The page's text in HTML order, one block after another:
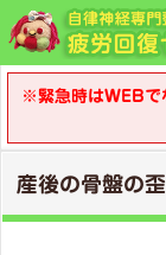
※緊急時はWEBで
産後の骨盤の